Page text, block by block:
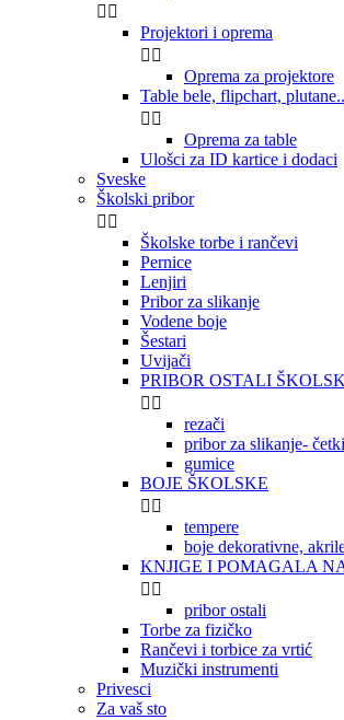
 
Projektori i oprema
 
Oprema za projektore
Table bele, flipchart,
 
Oprema za table
Ulošci za ID kartice i dodaci
Sveske
Školski pribor
 
Školske torbe i rančevi
Pernice
Lenjiri
Pribor za slikanje
Vodene boje
Šestari
Uvijači
PRIBOR OSTALI
 
rezači
pribor za slikanje-
gumice
BOJE ŠKOLSKE
 
tempere
boje dekorativne,
KNJIGE I POMAGALA
 
pribor ostali
Torbe za fizičko
Rančevi i torbice za vrtić
Muzički instrumenti
Privesci
Za vaš sto